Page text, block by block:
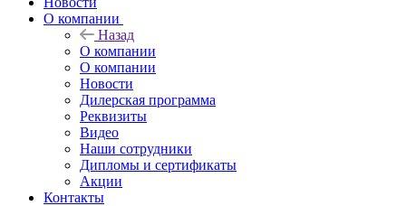
О компании
Назад
О компании
О компании
Новости
Дилерская программа
Реквизиты
Видео
Наши сотрудники
Дипломы и сертификаты
Акции
Контакты